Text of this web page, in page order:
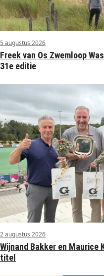
5 augustus 2026
Freek van Os Zwemloop
31e editie
2 augustus 2026
Wijnand Bakker en Maurice
titel